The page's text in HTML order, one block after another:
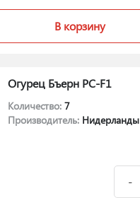
В корзину
Огурец Бъерн РС-F1
Количество: 7
Производитель: Нидерланды